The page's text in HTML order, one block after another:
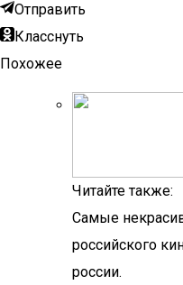
Отправить
Класснуть
Похожее
Читайте также:
Самые
российского
россии.